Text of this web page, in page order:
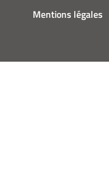
Mentions légales